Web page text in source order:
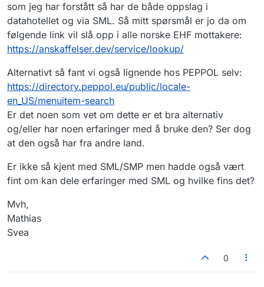
som jeg har forstått så har de både oppslag i
datahotellet og via SML. Så mitt spørsmål er jo da om
følgende link vil slå opp i alle norske EHF mottakere:
https://anskaffelser.dev/service/lookup/
Alternativt så fant vi også lignende hos PEPPOL selv:
https://directory.peppol.eu/public/locale-
en_US/menuitem-search
Er det noen som vet om dette er et bra alternativ
og/eller har noen erfaringer med å bruke den? Ser dog
at den også har fra andre land.
Er ikke så kjent med SML/SMP men hadde også vært
fint om kan dele erfaringer med SML og hvilke fins det?
Mvh,
Mathias
Svea
0